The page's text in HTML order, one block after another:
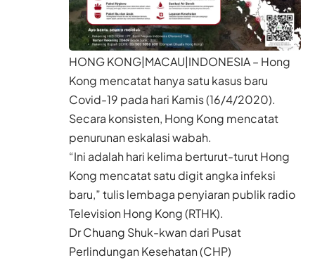
HONG KONG|MACAU|INDONESIA – Hong
Kong mencatat hanya satu kasus baru
Covid-19 pada hari Kamis (16/4/2020).
Secara konsisten, Hong Kong mencatat
penurunan eskalasi wabah.
“Ini adalah hari kelima berturut-turut Hong
Kong mencatat satu digit angka infeksi
baru,” tulis lembaga penyiaran publik radio
Television Hong Kong (RTHK).
Dr Chuang Shuk-kwan dari Pusat
Perlindungan Kesehatan (CHP)